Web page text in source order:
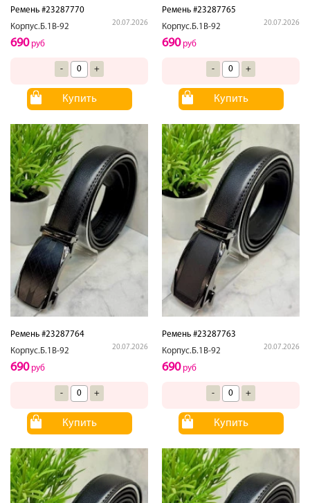
Ремень #23287770
Корпус.Б.1В-92
20.07.2026
690руб
- +
Купить
Ремень #23287765
Корпус.Б.1В-92
20.07.2026
690руб
- +
Купить
Ремень #23287764
Корпус.Б.1В-92
20.07.2026
690руб
- +
Купить
Ремень #23287763
Корпус.Б.1В-92
20.07.2026
690руб
- +
Купить